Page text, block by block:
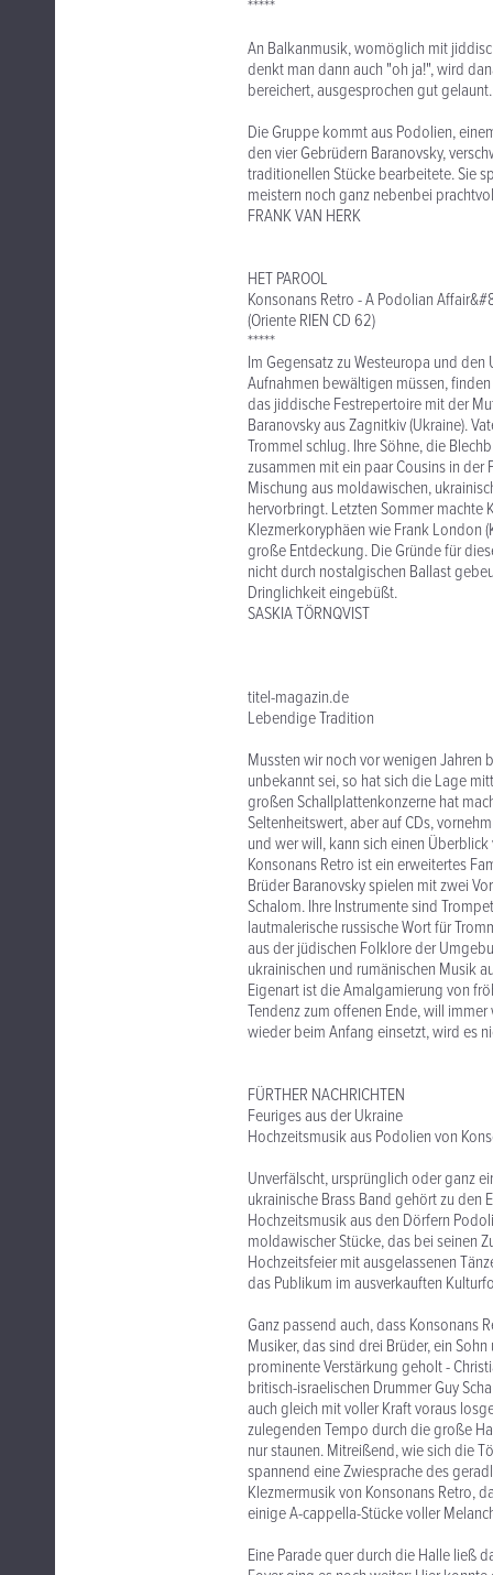
*****
An Balkanmusik, womöglich mit
denkt man dann auch "oh ja!", wird
bereichert, ausgesprochen gut gelaunt.
Die Gruppe kommt aus Podolien,
den vier Gebrüdern Baranovsky,
traditionellen Stücke bearbeitete. Sie
meistern noch ganz nebenbei
FRANK VAN HERK
HET PAROOL
Konsonans Retro - A Podolian
(Oriente RIEN CD 62)
*****
Im Gegensatz zu Westeuropa und
Aufnahmen bewältigen müssen,
das jiddische Festrepertoire mit der
Baranovsky aus Zagnitkiv (Ukraine).
Trommel schlug. Ihre Söhne, die
zusammen mit ein paar Cousins in
Mischung aus moldawischen,
hervorbringt. Letzten Sommer machte
Klezmerkoryphäen wie Frank London
große Entdeckung. Die Gründe für
nicht durch nostalgischen Ballast
Dringlichkeit eingebüßt.
SASKIA TÖRNQVIST
titel-magazin.de
Lebendige Tradition
Mussten wir noch vor wenigen
unbekannt sei, so hat sich die Lage
großen Schallplattenkonzerne hat
Seltenheitswert, aber auf CDs,
und wer will, kann sich einen
Konsonans Retro ist ein erweitertes
Brüder Baranovsky spielen mit zwei
Schalom. Ihre Instrumente sind
lautmalerische russische Wort für
aus der jüdischen Folklore der
ukrainischen und rumänischen Musik
Eigenart ist die Amalgamierung von
Tendenz zum offenen Ende, will
wieder beim Anfang einsetzt, wird es
FÜRTHER NACHRICHTEN
Feuriges aus der Ukraine
Hochzeitsmusik aus Podolien von
Unverfälscht, ursprünglich oder ganz
ukrainische Brass Band gehört zu den
Hochzeitsmusik aus den Dörfern
moldawischer Stücke, das bei seinen
Hochzeitsfeier mit ausgelassenen
das Publikum im ausverkauften
Ganz passend auch, dass Konsonans
Musiker, das sind drei Brüder, ein
prominente Verstärkung geholt -
britisch-israelischen Drummer Guy
auch gleich mit voller Kraft voraus
zulegenden Tempo durch die große
nur staunen. Mitreißend, wie sich die
spannend eine Zwiesprache des
Klezmermusik von Konsonans Retro,
einige A-cappella-Stücke voller
Eine Parade quer durch die Halle ließ